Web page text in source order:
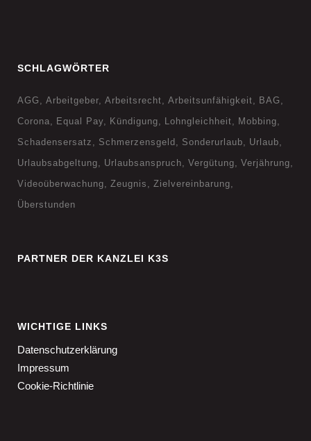
SCHLAGWÖRTER
AGG Arbeitgeber Arbeitsrecht Arbeitsunfähigkeit
BAG
Corona
Equal Pay Kündigung Lohngleichheit
Mobbing
Schadensersatz
Schmerzensgeld Sonderurlaub
Urlaub
Urlaubsabgeltung
Urlaubsanspruch Vergütung
Verjährung
Videoüberwachung
Zeugnis
Zielvereinbarung
Überstunden
PARTNER DER KANZLEI K3S
WICHTIGE LINKS
Datenschutzerklärung
Impressum
Cookie-Richtlinie